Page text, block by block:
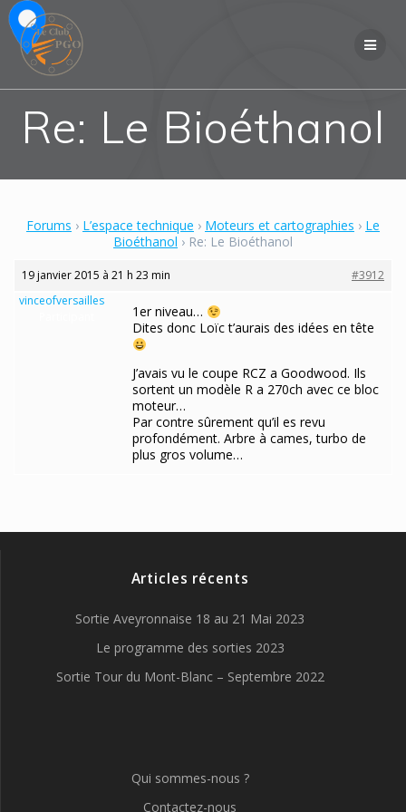
Re: Le Bioéthanol
Forums › L’espace technique › Moteurs et cartographies › Le
Bioéthanol › Re: Le Bioéthanol
19 janvier 2015 à 21 h 23 min
#3912
vinceofversailles
1er niveau…
Dites donc Loïc t’aurais des idées en tête
J’avais vu le coupe RCZ a Goodwood. Ils
sortent un modèle R a 270ch avec ce bloc
moteur…
Par contre sûrement qu’il es revu
profondément. Arbre à cames, turbo de
plus gros volume…
Articles récents
Sortie Aveyronnaise 18 au 21 Mai 2023
Le programme des sorties 2023
Sortie Tour du Mont-Blanc – Septembre 2022
Qui sommes-nous ?
Contactez-nous